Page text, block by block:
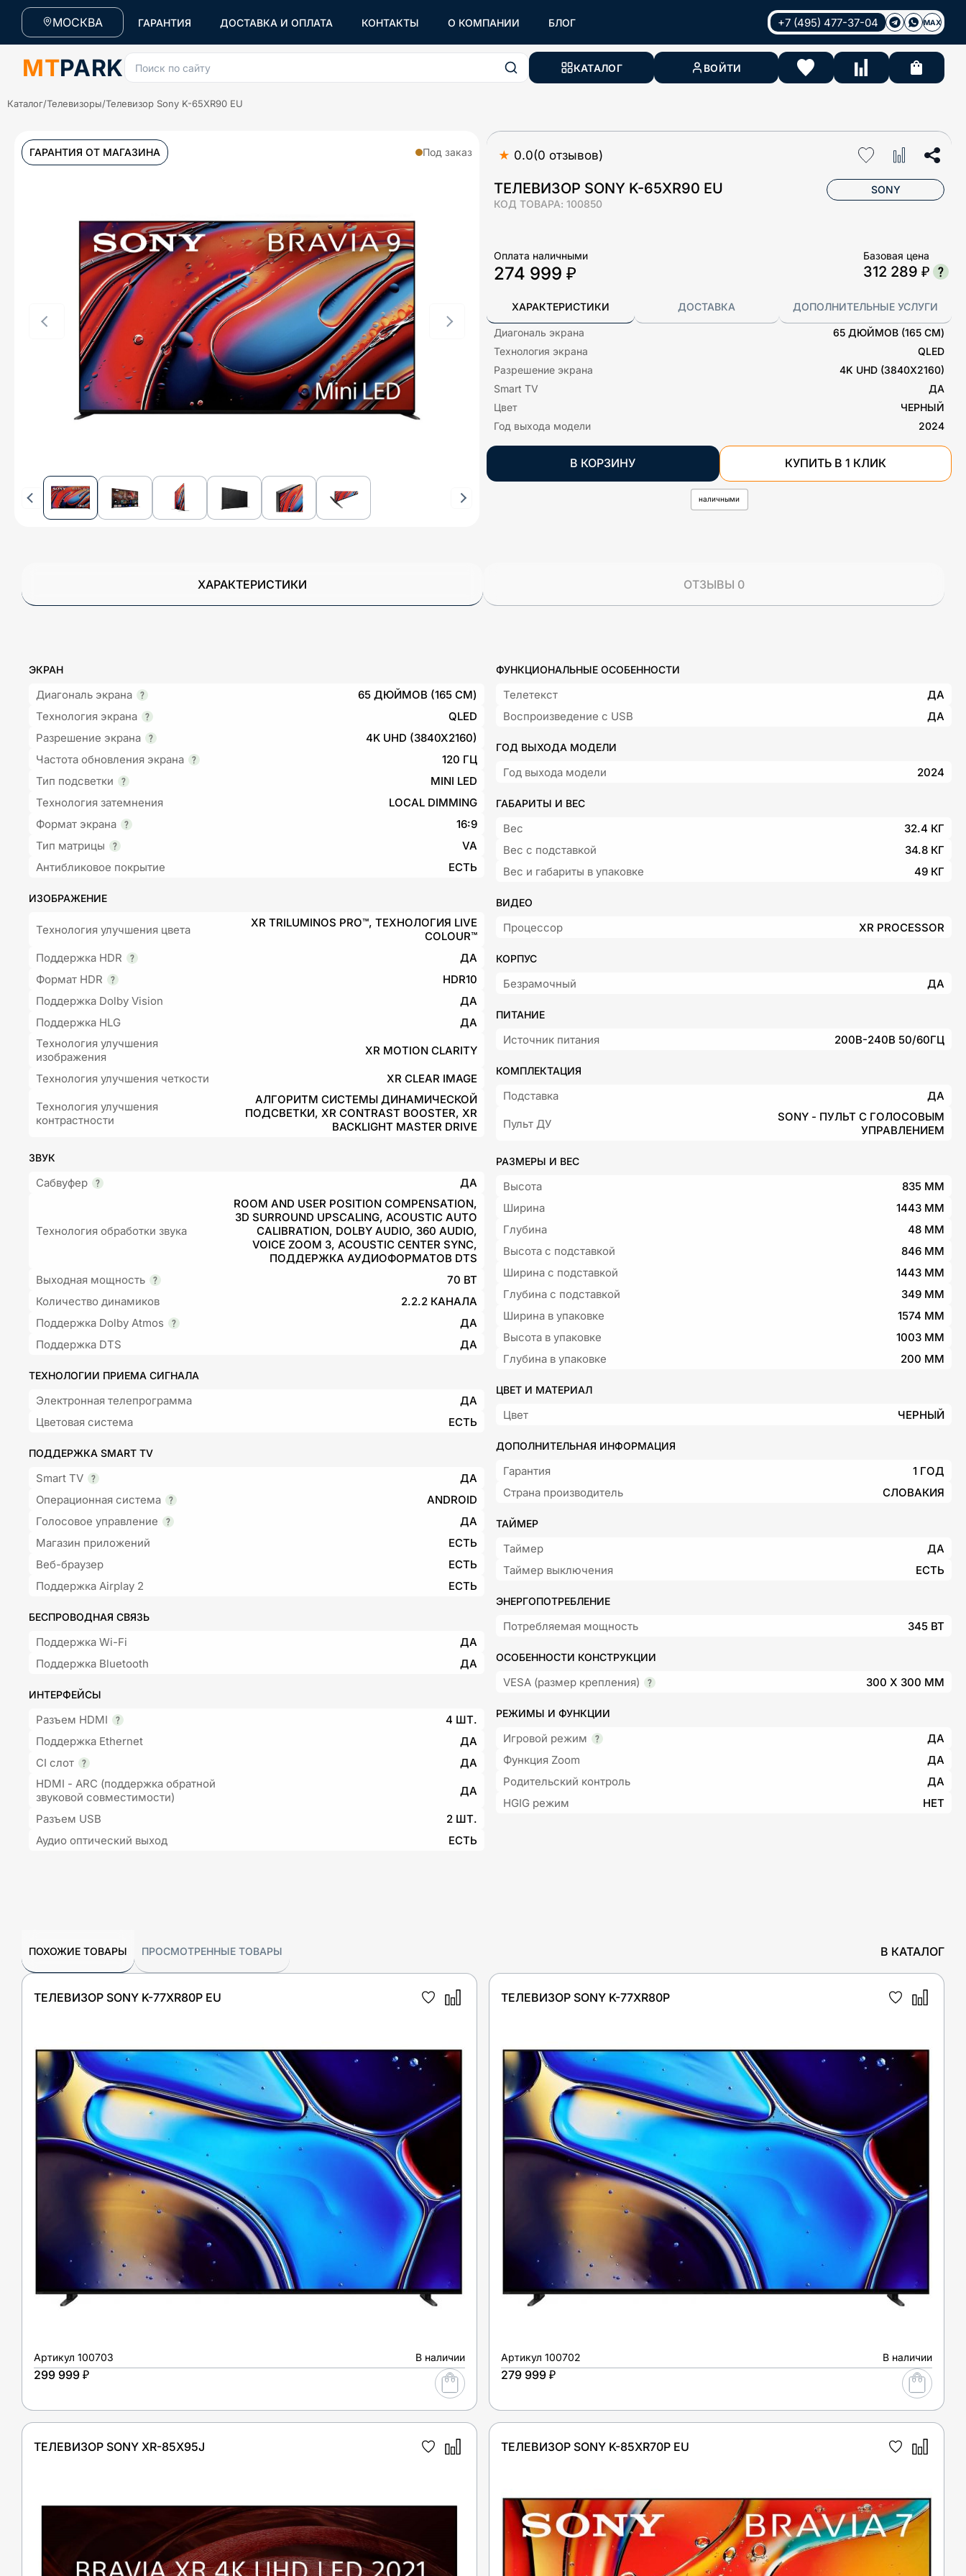
МОСКВА ГАРАНТИЯ ДОСТАВКА И ОПЛАТА КОНТАКТЫ О КОМПАНИИ БЛОГ +7 (495) 477-37-04 MAX
MTPARK Поиск по сайту КАТАЛОГ ВОЙТИ
Каталог/Телевизоры/Телевизор Sony K-65XR90 EU
★ 0.0(0 отзывов)
ТЕЛЕВИЗОР SONY K-65XR90 EU
КОД ТОВАРА: 100850
SONY
ГАРАНТИЯ ОТ МАГАЗИНА Под заказ
Оплата наличными
274 999 ₽
Базовая цена
312 289 ₽
ХАРАКТЕРИСТИКИ ДОСТАВКА ДОПОЛНИТЕЛЬНЫЕ УСЛУГИ
Диагональ экрана
65 ДЮЙМОВ (165 СМ)
Технология экрана
QLED
Разрешение экрана
4K UHD (3840X2160)
Smart TV
ДА
Цвет
ЧЕРНЫЙ
Год выхода модели
2024
В КОРЗИНУ КУПИТЬ В 1 КЛИК
наличными
ХАРАКТЕРИСТИКИ ОТЗЫВЫ 0
ЭКРАН
Диагональ экрана
65 ДЮЙМОВ (165 СМ)
Технология экрана
QLED
Разрешение экрана
4K UHD (3840X2160)
Частота обновления экрана
120 ГЦ
Тип подсветки
MINI LED
Технология затемнения
LOCAL DIMMING
Формат экрана
16:9
Тип матрицы
VA
Антибликовое покрытие
ЕСТЬ
ИЗОБРАЖЕНИЕ
Технология улучшения цвета
XR TRILUMINOS PRO™, ТЕХНОЛОГИЯ LIVE
COLOUR™
Поддержка HDR
ДА
Формат HDR
HDR10
Поддержка Dolby Vision
ДА
Поддержка HLG
ДА
Технология улучшения
изображения
XR MOTION CLARITY
Технология улучшения четкости XR CLEAR IMAGE
Технология улучшения
контрастности
АЛГОРИТМ СИСТЕМЫ ДИНАМИЧЕСКОЙ
ПОДСВЕТКИ, XR CONTRAST BOOSTER, XR
BACKLIGHT MASTER DRIVE
ЗВУК
Сабвуфер ДА
Технология обработки звука
ROOM AND USER POSITION COMPENSATION,
3D SURROUND UPSCALING, ACOUSTIC AUTO
CALIBRATION, DOLBY AUDIO, 360 AUDIO,
VOICE ZOOM 3, ACOUSTIC CENTER SYNC,
ПОДДЕРЖКА АУДИОФОРМАТОВ DTS
Выходная мощность
70 ВТ
Количество динамиков
2.2.2 КАНАЛА
Поддержка Dolby Atmos
ДА
Поддержка DTS
ДА
ТЕХНОЛОГИИ ПРИЕМА СИГНАЛА
Электронная телепрограмма
ДА
Цветовая система
ЕСТЬ
ПОДДЕРЖКА SMART TV
Smart TV
ДА
Операционная система
ANDROID
Голосовое управление
ДА
Магазин приложений
ЕСТЬ
Веб-браузер
ЕСТЬ
Поддержка Airplay 2
ЕСТЬ
БЕСПРОВОДНАЯ СВЯЗЬ
Поддержка Wi-Fi
ДА
Поддержка Bluetooth
ДА
ИНТЕРФЕЙСЫ
Разъем HDMI
4 ШТ.
Поддержка Ethernet
ДА
CI слот
ДА
HDMI - ARC (поддержка обратной
звуковой совместимости)
ДА
Разъем USB
2 ШТ.
Аудио оптический выход
ЕСТЬ
ФУНКЦИОНАЛЬНЫЕ ОСОБЕННОСТИ
Телетекст
ДА
Воспроизведение с USB
ДА
ГОД ВЫХОДА МОДЕЛИ
Год выхода модели 2024
ГАБАРИТЫ И ВЕС
Вес
32.4 КГ
Вес с подставкой
34.8 КГ
Вес и габариты в упаковке
49 КГ
ВИДЕО
Процессор XR PROCESSOR
КОРПУС
Безрамочный ДА
ПИТАНИЕ
Источник питания 200В-240В 50/60ГЦ
КОМПЛЕКТАЦИЯ
Подставка ДА
Пульт ДУ
SONY - ПУЛЬТ С ГОЛОСОВЫМ
УПРАВЛЕНИЕМ
РАЗМЕРЫ И ВЕС
Высота
835 ММ
Ширина
1443 ММ
Глубина
48 ММ
Высота с подставкой
846 ММ
Ширина с подставкой
1443 ММ
Глубина с подставкой
349 ММ
Ширина в упаковке
1574 ММ
Высота в упаковке
1003 ММ
Глубина в упаковке
200 ММ
ЦВЕТ И МАТЕРИАЛ
Цвет ЧЕРНЫЙ
ДОПОЛНИТЕЛЬНАЯ ИНФОРМАЦИЯ
Гарантия
1 ГОД
Страна производитель
СЛОВАКИЯ
ТАЙМЕР
Таймер
ДА
Таймер выключения
ЕСТЬ
ЭНЕРГОПОТРЕБЛЕНИЕ
Потребляемая мощность 345 ВТ
ОСОБЕННОСТИ КОНСТРУКЦИИ
VESA (размер крепления) 300 X 300 ММ
РЕЖИМЫ И ФУНКЦИИ
Игровой режим
ДА
Функция Zoom
ДА
Родительский контроль
ДА
HGIG режим
НЕТ
ПОХОЖИЕ ТОВАРЫ ПРОСМОТРЕННЫЕ ТОВАРЫ В КАТАЛОГ
ТЕЛЕВИЗОР SONY K-77XR80P EU
Артикул 100703 В наличии
299 999 ₽
ТЕЛЕВИЗОР SONY K-77XR80P
Артикул 100702 В наличии
279 999 ₽
ТЕЛЕВИЗОР SONY XR-85X95J ТЕЛЕВИЗОР SONY K-85XR70P EU